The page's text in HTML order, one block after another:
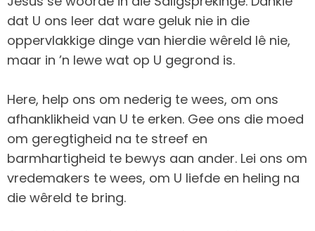
dat U ons leer dat ware geluk nie in die
oppervlakkige dinge van hierdie wêreld lê nie,
maar in ’n lewe wat op U gegrond is.
Here, help ons om nederig te wees, om ons
afhanklikheid van U te erken. Gee ons die moed
om geregtigheid na te streef en
barmhartigheid te bewys aan ander. Lei ons om
vredemakers te wees, om U liefde en heling na
die wêreld te bring.